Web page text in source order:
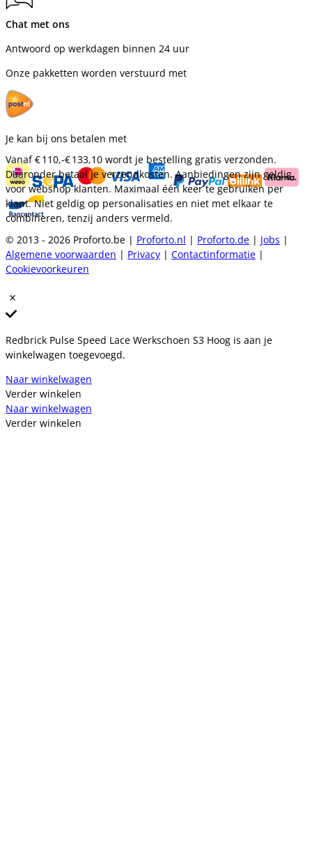
Chat met ons
Antwoord op werkdagen binnen 24 uur
Onze pakketten worden verstuurd met
Je kan bij ons betalen met
Vanaf€ 110,-€ 133,10 wordt je bestelling gratis verzonden.
Daaronder betaal je verzendkosten. Aanbiedingen zijn geldig
voor webshop klanten. Maximaal één keer te gebruiken per
klant. Niet geldig op personalisaties en niet met elkaar te
combineren, tenzij anders vermeld.
© 2013 - 2026 Proforto.be | Proforto.nl | Proforto.de | Jobs |
Algemene voorwaarden | Privacy | Contactinformatie |
Cookievoorkeuren
Redbrick Pulse Speed Lace Werkschoen S3 Hoog is aan je
winkelwagen toegevoegd.
Naar winkelwagen
Verder winkelen
Naar winkelwagen
Verder winkelen